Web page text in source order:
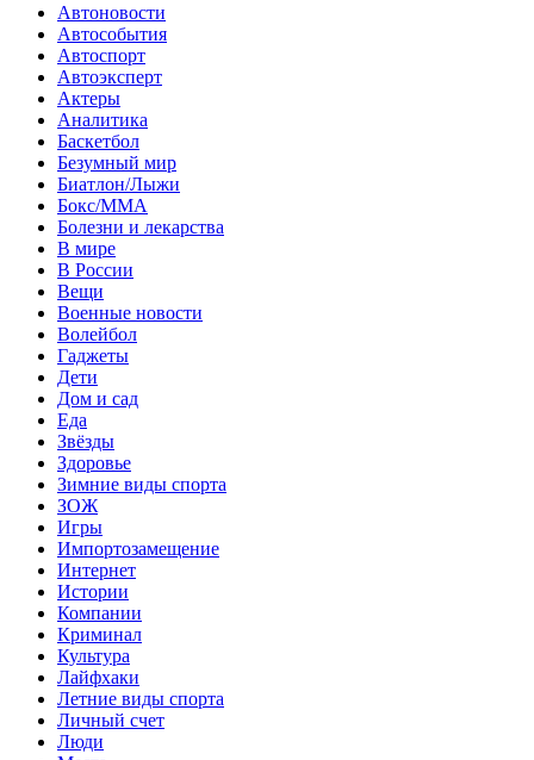
Автоновости
Автособытия
Автоспорт
Автоэксперт
Актеры
Аналитика
Баскетбол
Безумный мир
Биатлон/Лыжи
Бокс/MMA
Болезни и лекарства
В мире
В России
Вещи
Военные новости
Волейбол
Гаджеты
Дети
Дом и сад
Еда
Звёзды
Здоровье
Зимние виды спорта
ЗОЖ
Игры
Импортозамещение
Интернет
Истории
Компании
Криминал
Культура
Лайфхаки
Летние виды спорта
Личный счет
Люди